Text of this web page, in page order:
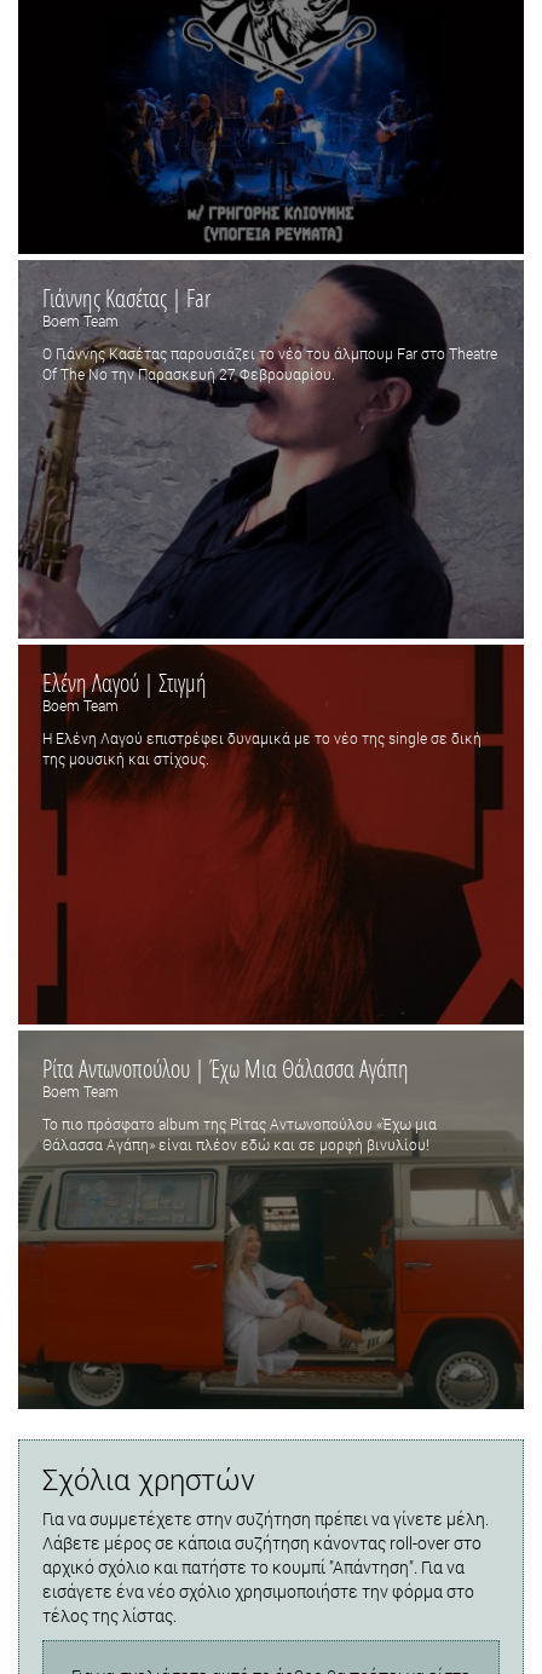
Γιάννης Κασέτας | Far
Boem Team
Ο Γιάννης Κασέτας παρουσιάζει το νέο του άλμπουμ Far στο Theatre
Of The No την Παρασκευή 27 Φεβρουαρίου.
Ελένη Λαγού | Στιγμή
Boem Team
Η Ελένη Λαγού επιστρέφει δυναμικά με το νέο της single σε δική
της μουσική και στίχους.
Ρίτα Αντωνοπούλου | Έχω Μια Θάλασσα Αγάπη
Boem Team
Το πιο πρόσφατο album της Ρίτας Αντωνοπούλου «Έχω μια
Θάλασσα Αγάπη» είναι πλέον εδώ και σε μορφή βινυλίου!
Σχόλια χρηστών
Για να συμμετέχετε στην συζήτηση πρέπει να γίνετε μέλη.
Λάβετε μέρος σε κάποια συζήτηση κάνοντας roll-over στο
αρχικό σχόλιο και πατήστε το κουμπί "Απάντηση". Για να
εισάγετε ένα νέο σχόλιο χρησιμοποιήστε την φόρμα στο
τέλος της λίστας.